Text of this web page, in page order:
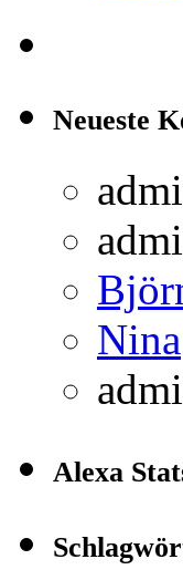
Neueste
Nina
Alexa